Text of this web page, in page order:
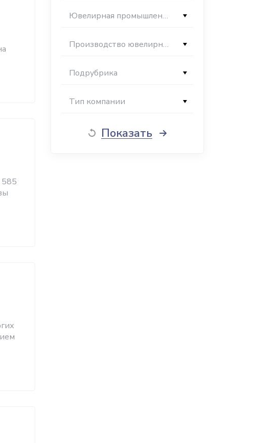
585
Ювелирная промышленность
Производство ювелирных изделий
Подрубрика
Тип компании
Показать